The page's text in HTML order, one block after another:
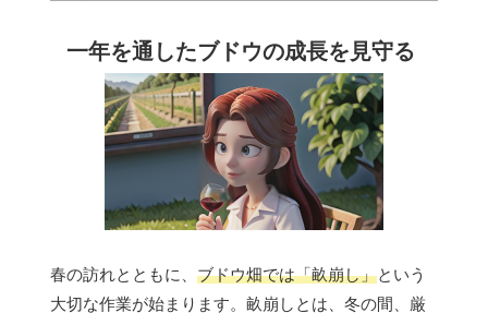
一年を通したブドウの成長を見守る
春の訪れとともに、 ブドウ畑では「畝崩し」という
大切な作業が始まります。畝崩しとは、冬の間、厳